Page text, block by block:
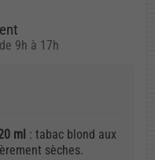
9h à 17h
ml : tabac blond aux
sèches.